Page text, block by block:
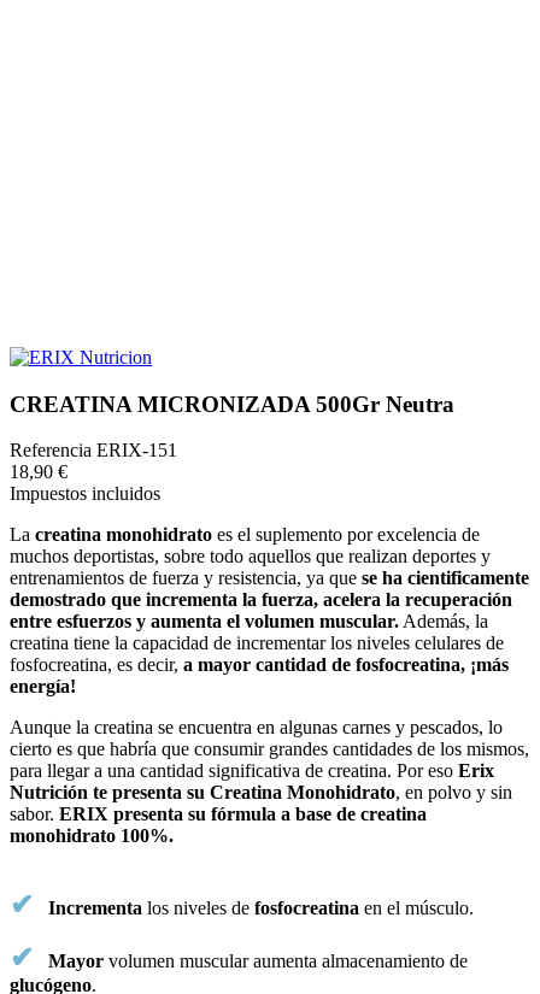
CREATINA MICRONIZADA 500Gr Neutra
Referencia ERIX-151
18,90 €
Impuestos incluidos
La creatina monohidrato es el suplemento por excelencia de
muchos deportistas, sobre todo aquellos que realizan deportes y
entrenamientos de fuerza y resistencia, ya que se ha cientificamente
demostrado que incrementa la fuerza, acelera la recuperación
entre esfuerzos y aumenta el volumen muscular.Además, la
creatina tiene la capacidad de incrementar los niveles celulares de
fosfocreatina, es decir, a mayor cantidad de fosfocreatina, ¡más
energía!
Aunque la creatina se encuentra en algunas carnes y pescados, lo
cierto es que habría que consumir grandes cantidades de los mismos,
para llegar a una cantidad significativa de creatina. Por eso Erix
Nutrición te presenta su Creatina Monohidrato, en polvo y sin
sabor. ERIX presenta su fórmula a base de creatina
monohidrato 100%.
✔ Incrementa los niveles de fosfocreatina en el músculo.
✔ Mayor volumen muscular aumenta almacenamiento de
glucógeno.